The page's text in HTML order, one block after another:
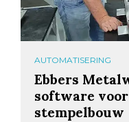
AUTOMATISERING
Ebbers
software
stempelbouw